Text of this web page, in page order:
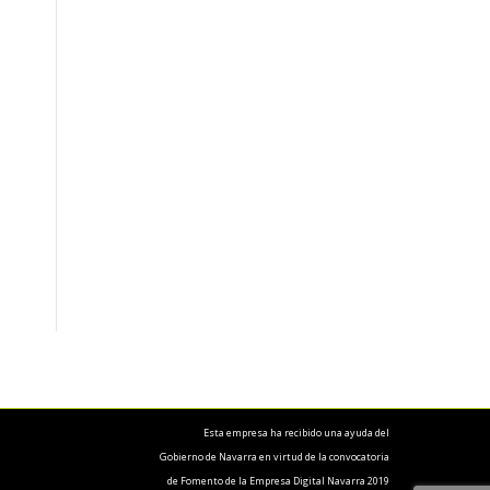
Esta empresa ha recibido una ayuda del
Gobierno de Navarra en virtud de la convocatoria
de Fomento de la Empresa Digital Navarra 2019